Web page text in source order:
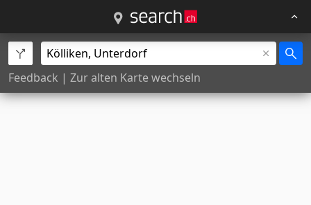
Feedback | Zur alten Karte wechseln